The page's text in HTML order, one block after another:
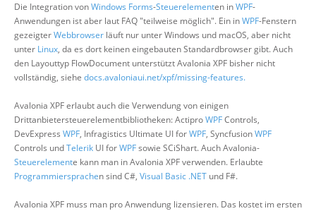
Die Integration vonWindows Forms-Steuerelementen inWPF-
Anwendungen ist aber laut FAQ "teilweise möglich". Ein inWPF-Fenstern
gezeigterWebbrowser läuft nur unter Windows und macOS, aber nicht
unter Linux, da es dort keinen eingebauten Standardbrowser gibt. Auch
den Layouttyp FlowDocument unterstützt Avalonia XPF bisher nicht
vollständig, siehe docs.avaloniaui.net/xpf/missing-features.
Avalonia XPF erlaubt auch die Verwendung von einigen
Drittanbietersteuerelementbibliotheken: ActiproWPFControls,
DevExpress WPF, Infragistics Ultimate UI forWPF, SyncfusionWPF
Controls undTelerik UI forWPFsowie SCiShart. Auch Avalonia-
Steuerelemente kann man in Avalonia XPF verwenden. Erlaubte
Programmiersprachen sind C#, Visual Basic .NET und F#.
Avalonia XPF muss man pro Anwendung lizensieren. Das kostet im ersten